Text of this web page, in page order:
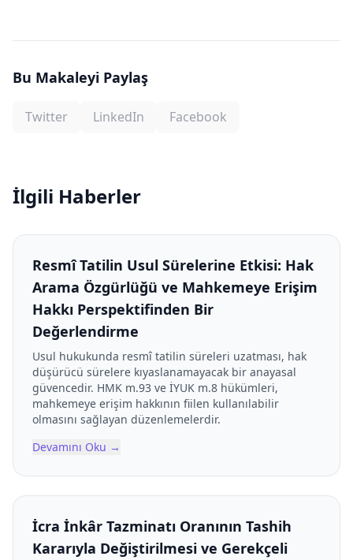
Bu Makaleyi Paylaş
Twitter LinkedIn Facebook
İlgili Haberler
Resmî Tatilin Usul Sürelerine Etkisi: Hak
Arama Özgürlüğü ve Mahkemeye Erişim
Hakkı Perspektifinden Bir
Değerlendirme
Usul hukukunda resmî tatilin süreleri uzatması, hak
düşürücü sürelere kıyaslanamayacak bir anayasal
güvencedir. HMK m.93 ve İYUK m.8 hükümleri,
mahkemeye erişim hakkının fiilen kullanılabilir
olmasını sağlayan düzenlemelerdir.
Devamını Oku →
İcra İnkâr Tazminatı Oranının Tashih
Kararıyla Değiştirilmesi ve Gerekçeli